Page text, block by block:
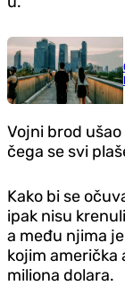
Vojni brod
čega se svi
Kako bi se
ipak nisu
a među njima
kojim američka
miliona dolara.